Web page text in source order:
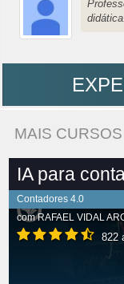
didática.
MAIS
IA para
Contadores 4.0
comRAFAEL VIDAL
822